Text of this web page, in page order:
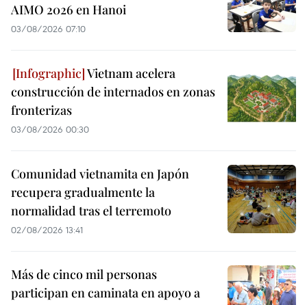
AIMO 2026 en Hanoi
03/08/2026 07:10
Vietnam acelera
construcción de internados en zonas
fronterizas
03/08/2026 00:30
Comunidad vietnamita en Japón
recupera gradualmente la
normalidad tras el terremoto
02/08/2026 13:41
Más de cinco mil personas
participan en caminata en apoyo a